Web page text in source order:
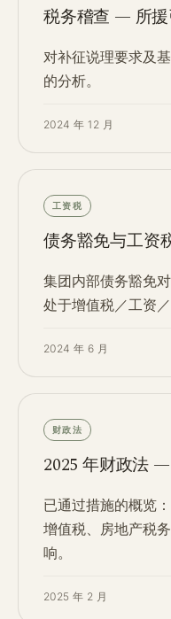
税务稽查 — 所
对补征说理要求及
的分析。
2024 年 12 月
工资税
债务豁免与工资
集团内部债务豁免
处于增值税／工资
2024 年 6 月
财政法
2025 年财政法
已通过措施的概览
增值税、房地产税
响。
2025 年 2 月